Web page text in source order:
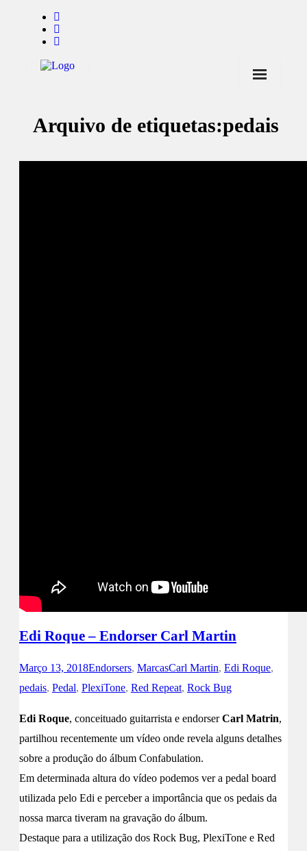
Notícias
Arquivo de etiquetas:pedais
Edi Roque – Endorser Carl Martin
Março 13, 2018Endorsers, MarcasCarl Martin, Edi Roque,
pedais, Pedal, PlexiTone, Red Repeat, Rock Bug
Edi Roque, conceituado guitarrista e endorserCarl Matrin,
partilhou recentemente um vídeo onde revela alguns detalhes
sobre a produção do álbum Confabulation.
Em determinada altura do vídeo podemos ver a pedal board
utilizada pelo Edi e perceber a importância que os pedais da
nossa marca tiveram na gravação do álbum.
Destaque para a utilização dos Rock Bug, PlexiTone e Red